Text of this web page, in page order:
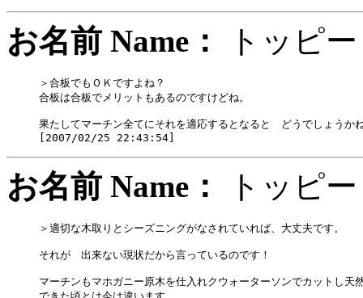
お名前 Name： トッ
＞合板でもＯＫですよね？
合板は合板でメリットもあるのですけどね。
果たしてマーチン全てにそれを適応するとなると　どうでしょうか
お名前 Name： トッ
＞適切な木取りとシーズニングがなされていれば、大丈夫です。
それが　出来ない現状だから言っているのです！
マーチンもマホガニー原木を仕入れクウォーターソンでカットし天